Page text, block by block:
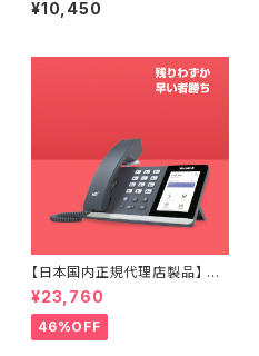
P電話機
¥10,450
【日本国内正規代理店製品】 M
P54-Teams Yealink IP電話
機 MP54 Microsoft Teams
Edition
¥23,760
46%OFF